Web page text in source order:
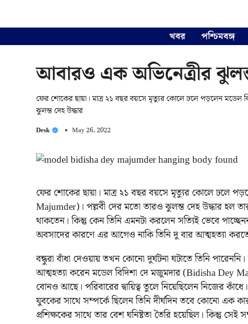
খবর পশ্চিমবঙ্গ
আবারও এক অভিনেত্রীর
ফের শোকের ছায়া। মাত্র ২১ বছর বয়সে মৃত্যুর কোলে ঢলে পড়লেন মডেল
ঝুলন্ত দেহ উদ্ধার
Desk May 26, 2022
ফের শোকের ছায়া। মাত্র ২১ বছর বয়সে মৃত্যুর কোলে ঢলে
Majumder)। পল্লবী দের মতো তারও ঝুলন্ত দেহ উদ্ধার হল তার
থাকতেন। কিন্তু কেন তিনি এমনটা করলেন সত্যিই ভেবে
অবসাদের কারণে এর আগেও নাকি তিনি দু বার আত্মহত্যা
বন্ধুরা বাঁধা দেওয়ায় তখন কোনো দুর্ঘটনা ঘটাতে তিনি
আত্মহত্যা করেন মডেল বিদিশা দে মজুমদার (Bidisha Dey
বোনও আছে। পরিবারের দ্বায়িত্ব তুলে নিয়েছিলেন নিজের
যুবকের সাথে সম্পর্কে ছিলেন তিনি দীর্ঘদিন তবে কোনো এক
প্রশিক্ষকের সাথে তার বেশ ঘনিষ্টতা তৈরি হয়েছিল। কিন্তু সেই